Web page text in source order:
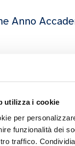
utilizza i cookie
per
funzionalità dei
traffico.
Anno
anno
campus